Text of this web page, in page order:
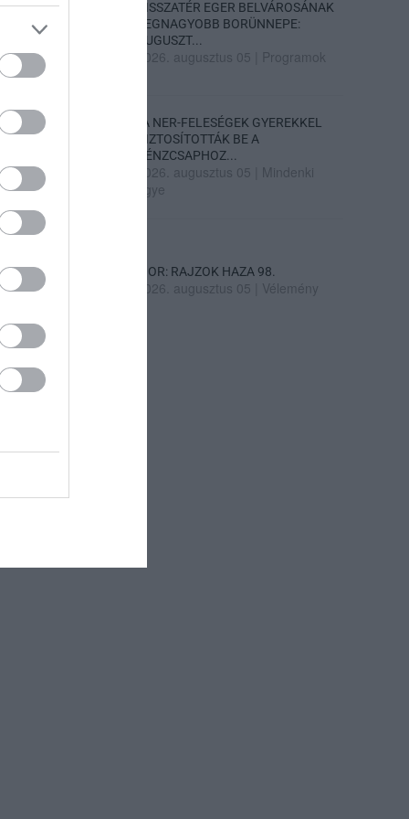
VISSZATÉR EGER BELVÁROSÁNAK
LEGNAGYOBB BORÜNNEPE:
AUGUSZT...
2026. augusztus 05 Programok
„A NER-FELESÉGEK GYEREKKEL
BIZTOSÍTOTTÁK BE A
PÉNZCSAPHOZ...
2026. augusztus 05
Mindenki
ügye
SIOR: RAJZOK HAZA 98.
2026. augusztus 05 Vélemény